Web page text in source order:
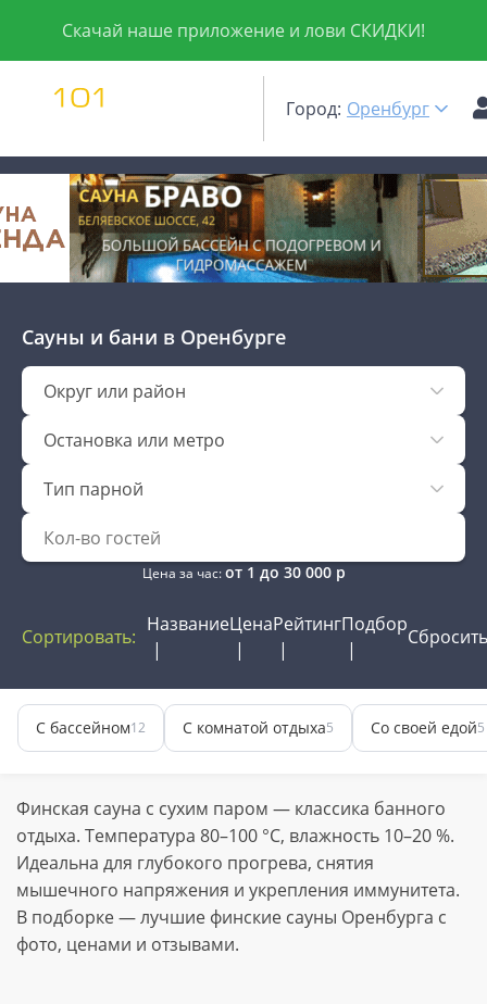
Скачай наше приложение и лови СКИДКИ!
Город: Оренбург
Сауны и бани в Оренбурге
Округ или район
Остановка или метро
Тип парной
Цена за час:от 1 до 30 000р
Сортировать:
НазваниеЦенаРейтингПодбор
Сбросить
С бассейном12 С комнатой отдыха5 Со своей едой5
Финская сауна с сухим паром — классика банного
отдыха. Температура 80–100 °C, влажность 10–20 %.
Идеальна для глубокого прогрева, снятия
мышечного напряжения и укрепления иммунитета.
В подборке — лучшие финские сауны Оренбурга с
фото, ценами и отзывами.